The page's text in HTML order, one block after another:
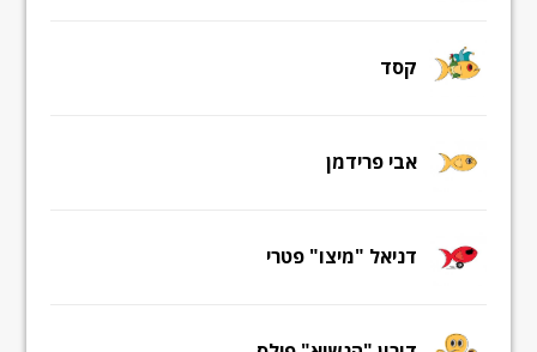
קסד
אבי פרידמן
דניאל "מיצו" פטרי